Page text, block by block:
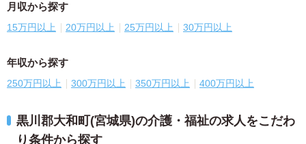
月収から探す
15万円以上 20万円以上 25万円以上 30万円以上
年収から探す
250万円以上 300万円以上 350万円以上 400万円以上
黒川郡大和町(宮城県)の介護・福祉の求人をこだわ
り条件から探す